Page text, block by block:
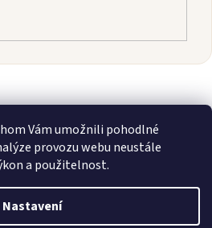
Vám umožnili pohodlné
provozu webu neustále
a použitelnost.
Nastavení
Shoptet